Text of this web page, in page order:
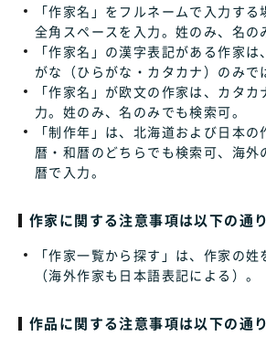
「作家名」をフルネームで入力す
全角スペースを入力。姓のみ、名の
「作家名」の漢字表記がある作家
がな（ひらがな・カタカナ）のみで
「作家名」が欧文の作家は、カタ
力。姓のみ、名のみでも検索可。
「制作年」は、北海道および日本
暦・和暦のどちらでも検索可、海外
暦で入力。
作家に関する注意事項は以下の通り
「作家一覧から探す」は、作家の
（海外作家も日本語表記による）。
作品に関する注意事項は以下の通り